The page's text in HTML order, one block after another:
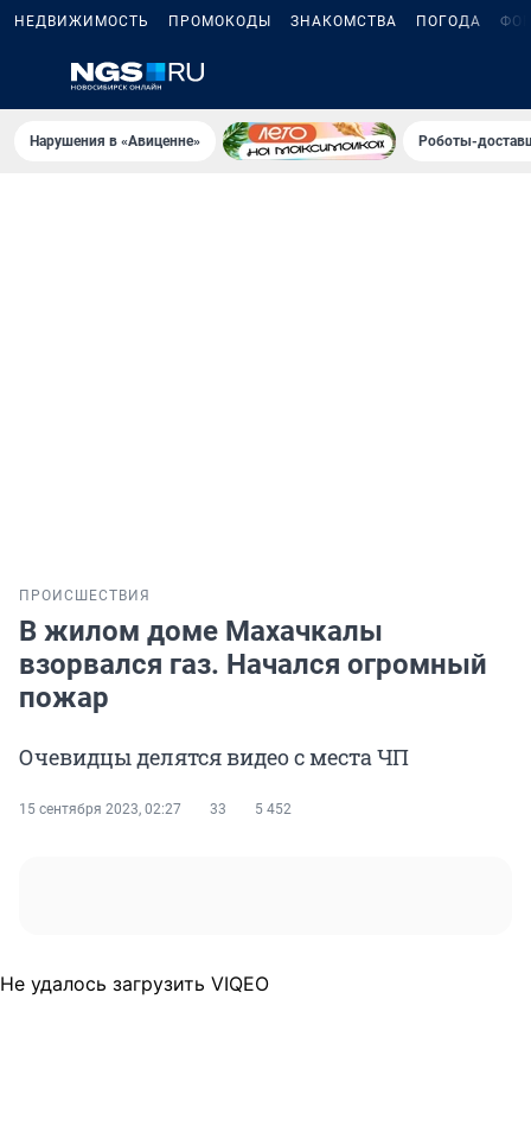
НЕДВИЖИМОСТЬ ПРОМОКОДЫ ЗНАКОМСТВА ПОГОДА
Нарушения в «Авиценне» Роботы-
ПРОИСШЕСТВИЯ
В жилом доме Махачкалы
взорвался газ. Начался огромный
пожар
Очевидцы делятся видео с места ЧП
15 сентября 2023, 02:27 33 5 452
Не удалось загрузить VIQEO